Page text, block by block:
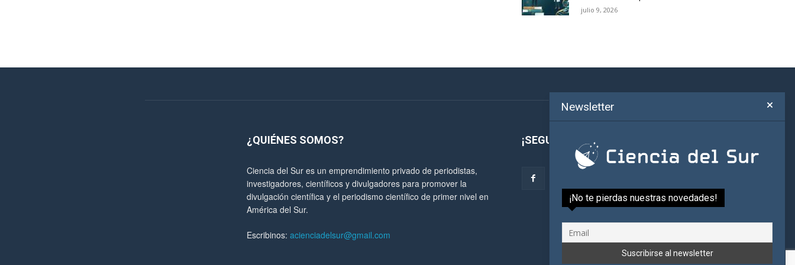
julio 9, 2026
¿QUIÉNES SOMOS?
Ciencia del Sur es un emprendimiento privado de periodistas,
investigadores, científicos y divulgadores para promover la
divulgación científica y el periodismo científico de primer nivel en
América del Sur.
Escribinos: acienciadelsur@gmail.com
¡SEGUINOS!
Newsletter
¡No te pierdas nuestras novedades!